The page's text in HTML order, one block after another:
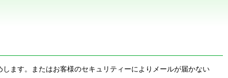
ます。またはお客様のセキュリティーによりメールが届かない